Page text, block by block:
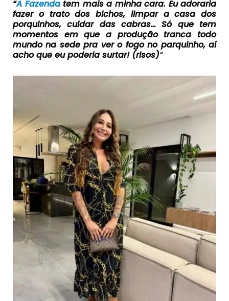
“A Fazendatem mais a minha cara. Eu adoraria
fazer o trato dos bichos, limpar a casa dos
porquinhos, cuidar das cabras… Só que tem
momentos em que a produção tranca todo
mundo na sede pra ver o fogo no parquinho, aí
acho que eu poderia surtar! (risos)“